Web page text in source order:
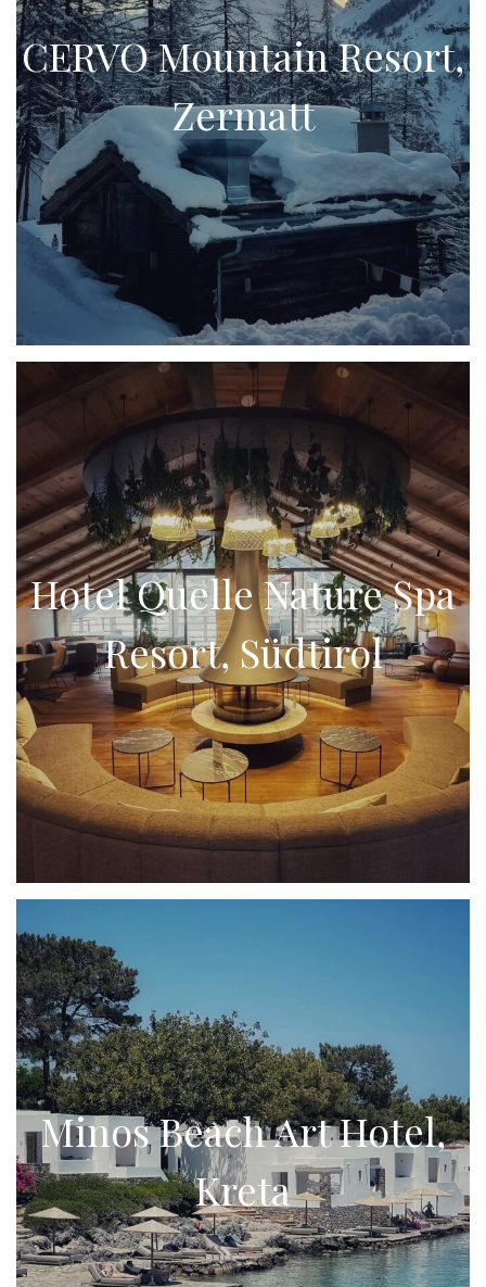
CERVO Mountain Resort,
Zermatt
Hotel Quelle Nature Spa
Resort, Südtirol
Minos Beach Art Hotel,
Kreta